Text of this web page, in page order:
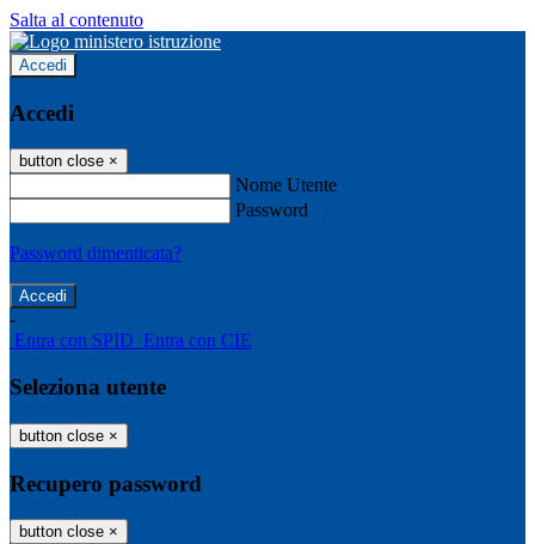
Salta al contenuto
Accedi
Accedi
button close ×
Nome Utente
Password
Password dimenticata?
-
Entra con SPID Entra con CIE
Seleziona utente
button close ×
Recupero password
button close ×